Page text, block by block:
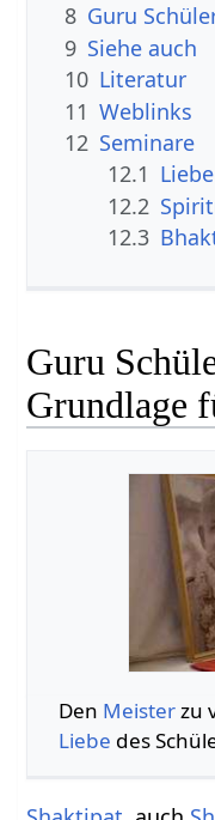
8 Guru
9 Siehe auch
10 Literatur
11 Weblinks
12 Seminare
12.1 Liebe
12.2
12.3
Guru
Grundlage
Den Meisterzu
Liebe des